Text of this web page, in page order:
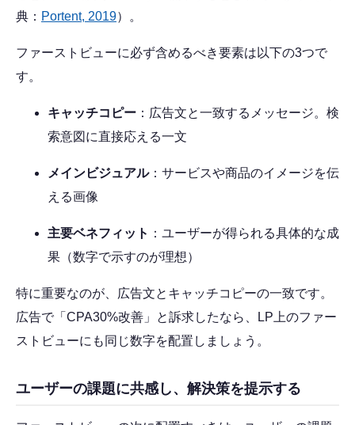
典： Portent, 2019）。
ファーストビューに必ず含めるべき要素は以下の3つで
す。
キャッチコピー ：広告文と一致するメッセージ。検
索意図に直接応える一文
メインビジュアル：サービスや商品のイメージを伝
える画像
主要ベネフィット ：ユーザーが得られる具体的な成
果（数字で示すのが理想）
特に重要なのが、広告文とキャッチコピーの一致です。
広告で「CPA30%改善」と訴求したなら、LP上のファー
ストビューにも同じ数字を配置しましょう。
ユーザーの課題に共感し、解決策を提示する